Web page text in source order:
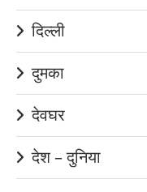
दिल्ली
दुमका
देवघर
देश – दुनिया